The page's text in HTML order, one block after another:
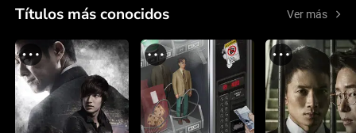
Títulos más conocidos Ver más